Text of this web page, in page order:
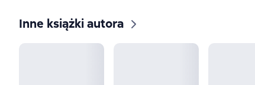
Inne książki autora